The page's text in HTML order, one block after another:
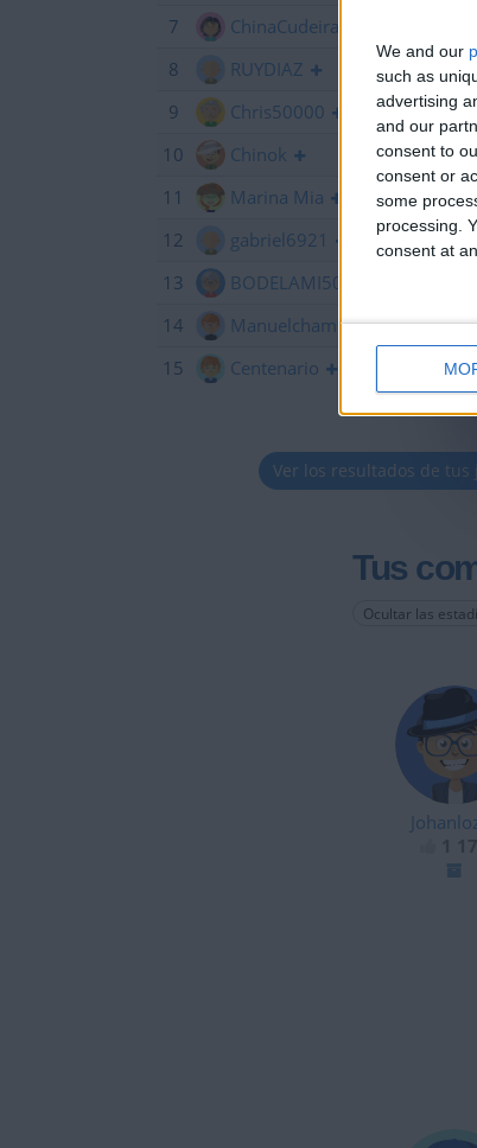
We and our
such as
advertising
and our
consent to
consent or
some
processing.
consent at
7
ChinaCudeira
8
RUYDIAZ
9
Chris50000
10
Chinok
11
Marina Mia
12
gabriel6921
13
BODELAMI50
14
Manuelchampiontanger
15
Centenario
Ver los resultados de tus
Tus
Ocultar las